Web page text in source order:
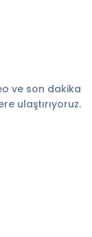
ve son dakika
ulaştırıyoruz.